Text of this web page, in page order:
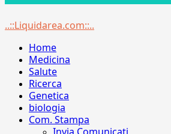
Menu
..::Liquidarea.com::..
Home
Medicina
Salute
Ricerca
Genetica
biologia
Com. Stampa